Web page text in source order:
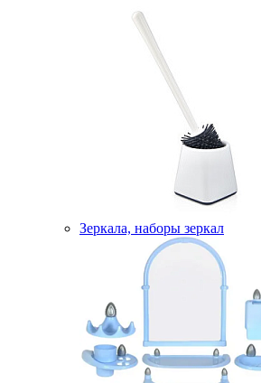
Зеркала, наборы зеркал